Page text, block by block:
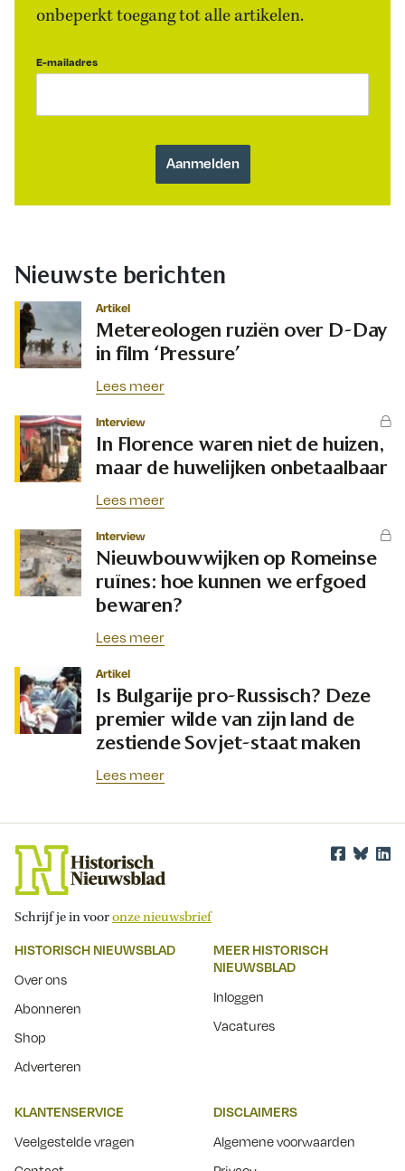
onbeperkt toegang tot alle artikelen.
E-mailadres
Nieuwste berichten
Artikel
Metereologen ruziën over D-Day
in film ‘Pressure’
Lees meer
Interview
In Florence waren niet de huizen,
maar de huwelijken onbetaalbaar
Lees meer
Interview
Nieuwbouwwijken op Romeinse
ruïnes: hoe kunnen we erfgoed
bewaren?
Lees meer
Artikel
Is Bulgarije pro-Russisch? Deze
premier wilde van zijn land de
zestiende Sovjet-staat maken
Lees meer
Schrijf je in vooronze nieuwsbrief
HISTORISCH NIEUWSBLAD
Over ons
Abonneren
Shop
Adverteren
MEER HISTORISCH
NIEUWSBLAD
Inloggen
Vacatures
KLANTENSERVICE
Veelgestelde vragen
DISCLAIMERS
Algemene voorwaarden